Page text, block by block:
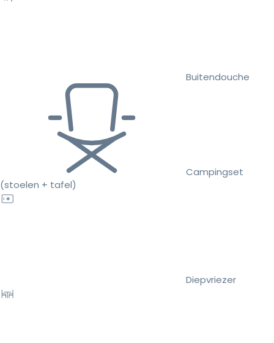
Buitendouche
Campingset
(stoelen + tafel)
Diepvriezer